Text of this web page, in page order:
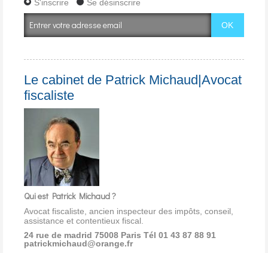
S'inscrire Se désinscrire
Le cabinet de Patrick Michaud|Avocat
fiscaliste
Qui est Patrick Michaud ?
Avocat fiscaliste, ancien inspecteur des impôts, conseil,
assistance et contentieux fiscal.
24 rue de madrid 75008 Paris Tél 01 43 87 88 91
patrickmichaud@orange.fr